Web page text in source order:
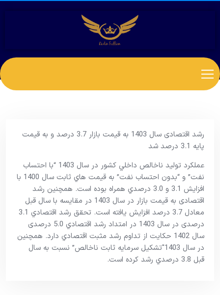
رشد اقتصادی سال 1403 به قیمت بازار 3.7 درصد و به قیمت
پایه 3.1 درصد شد
عملکرد توليد ناخالص داخلي کشور در سال 1403 “با احتساب
نفت” و “بدون احتساب نفت” به قيمت هاي ثابت سال 1400 با
افزايش 3.1 و 3.0 درصدي همراه بوده است. همچنین رشد
اقتصادی به قیمت بازار در سال 1403 در مقایسه با سال قبل
معادل 3.7 درصد افزایش یافته است. تحقق رشد اقتصادي 3.1
درصدی در سال 1403 در امتداد رشد اقتصادي 5.0 درصدی
سال 1402 حکايت از تداوم رشد مثبت اقتصادي دارد. همچنین
در سال 1403″تشکيل سرمايه ثابت ناخالص” نسبت به سال
قبل 3.8 درصدي رشد کرده است.